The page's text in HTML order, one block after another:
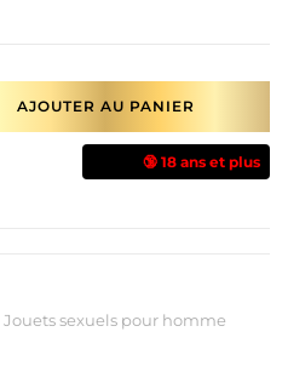
AJOUTER AU PANIER
🔞 18 ans et plus
Jouets sexuels pour homme